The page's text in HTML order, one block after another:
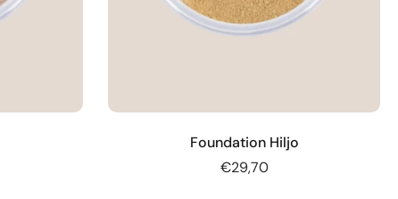
Foundation Hiljo
€29,70